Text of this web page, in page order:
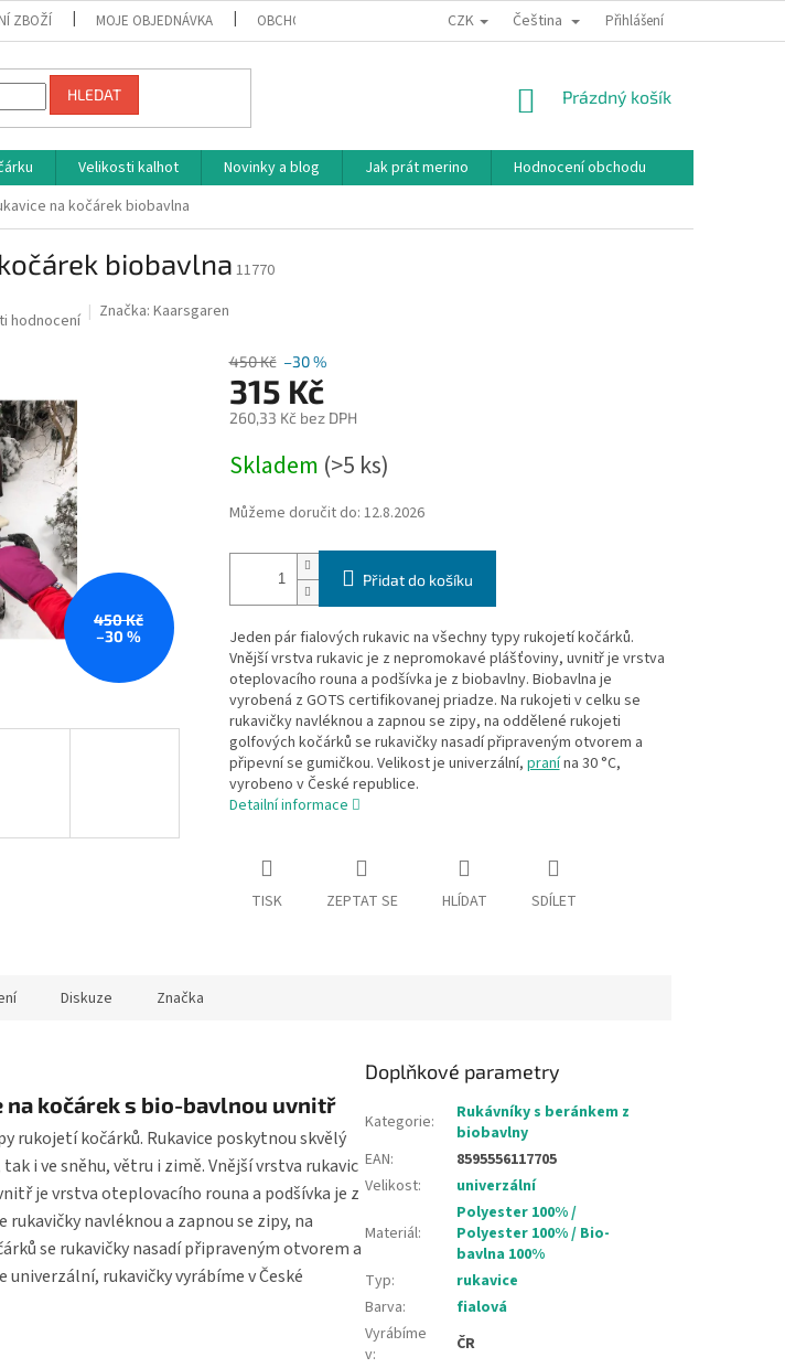
ZBOŽÍ MOJE OBJEDNÁVKA OBCHODNÍ PODMÍNKY PODMÍNKY OCHRANY OSOBNÍCH ÚDAJŮ
CZK Čeština Přihlášení
HLEDAT
NÁKUPNÍ
Prázdný košík
Velikosti kalhot Novinky a blog Jak prát merino
Hodnocení obchodu
na kočárek biobavlna
biobavlna 11770
hodnocení Značka: Kaarsgaren
450 Kč
–30 %
450 Kč –30 %
315 Kč
260,33 Kč bez DPH
cena:
Skladem (>5 ks)
Můžeme doručit do: 12.8.2026
Přidat do košíku
Jeden pár fialových rukavic na všechny typy rukojetí kočárků.
Vnější vrstva rukavic je z nepromokavé plášťoviny, uvnitř je vrstva
oteplovacího rouna a podšívka je z biobavlny. Biobavlna je
vyrobená z GOTS certifikovanej priadze. Na rukojeti v celku se
rukavičky navléknou a zapnou se zipy, na oddělené rukojeti
golfových kočárků se rukavičky nasadí připraveným otvorem a
připevní se gumičkou. Velikost je univerzální, pranína 30 °C,
vyrobeno v České republice.
Detailní informace
TISK ZEPTAT SE HLÍDAT SDÍLET
Diskuze Značka
na kočárek s bio-bavlnou uvnitř
rukojetí kočárků. Rukavice poskytnou skvělý
i ve sněhu, větru i zimě. Vnější vrstva rukavic
je vrstva oteplovacího rouna a podšívka je z
navléknou a zapnou se zipy, na
se rukavičky nasadí připraveným otvorem a
rukavičky vyrábíme v České
Doplňkové parametry
Kategorie:
Rukávníky s beránkem z
biobavlny
EAN:
8595556117705
Velikost: univerzální
Materiál:
Polyester 100% /
Polyester 100% / Bio-
bavlna 100%
Typ:
rukavice
Barva:
fialová
Vyrábíme
v:
ČR